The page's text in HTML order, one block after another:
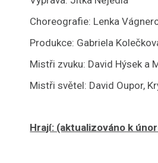
Choreografie: Lenka
Produkce: Gabriela
Mistři zvuku: David Hýsek a
Mistři světel: David Oupor,
Hrají: (aktualizováno k